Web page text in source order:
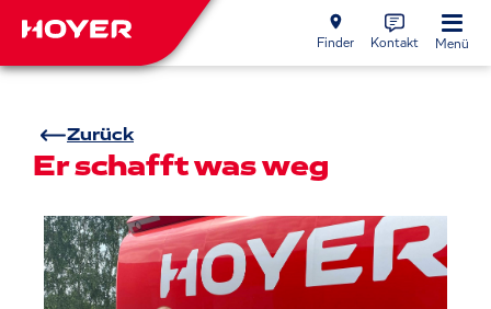
Finder Kontakt Menü
Zurück
Er schafft was weg